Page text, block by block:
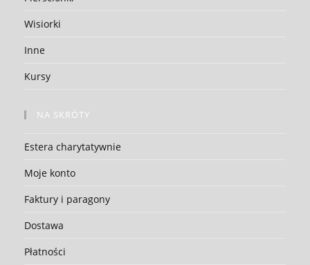
Wisiorki
Inne
Kursy
NA SKRÓTY
Estera charytatywnie
Moje konto
Faktury i paragony
Dostawa
Płatności